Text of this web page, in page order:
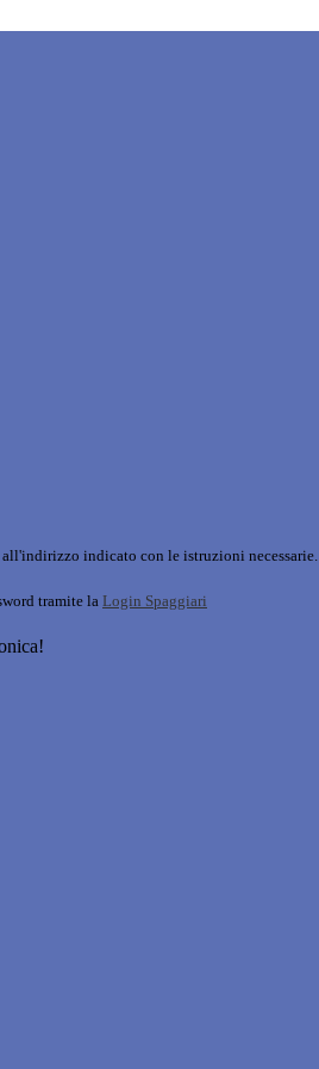
indicato con le istruzioni necessarie.
tramite la Login Spaggiari